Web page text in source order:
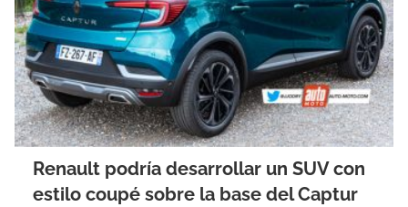
Renault podría desarrollar un SUV con
estilo coupé sobre la base del Captur